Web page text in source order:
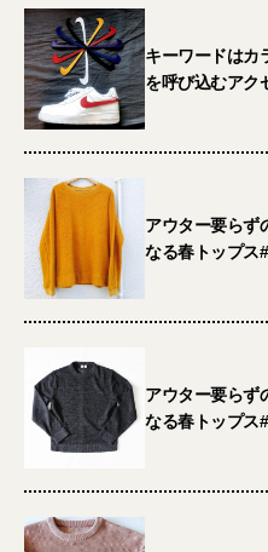
キーワードはカ
を呼び込むアク
アウター要らず
なる春トップス
アウター要らず
なる春トップス